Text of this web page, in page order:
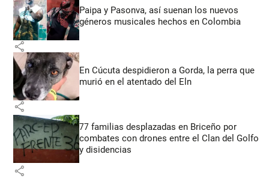
Paipa y Pasonva, así suenan los nuevos
géneros musicales hechos en Colombia
share
En Cúcuta despidieron a Gorda, la perra que
murió en el atentado del Eln
share
77 familias desplazadas en Briceño por
combates con drones entre el Clan del Golfo
y disidencias
share